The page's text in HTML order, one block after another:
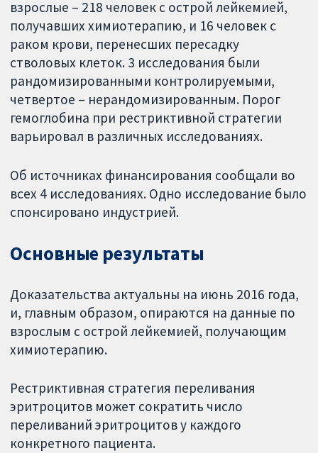
взрослые – 218 человек с острой лейкемией,
получавших химиотерапию, и 16 человек с
раком крови, перенесших пересадку
стволовых клеток. 3 исследования были
рандомизированными контролируемыми,
четвертое – нерандомизированным. Порог
гемоглобина при рестриктивной стратегии
варьировал в различных исследованиях.
Об источниках финансирования сообщали во
всех 4 исследованиях. Одно исследование было
спонсировано индустрией.
Основные результаты
Доказательства актуальны на июнь 2016 года,
и, главным образом, опираются на данные по
взрослым с острой лейкемией, получающим
химиотерапию.
Рестриктивная стратегия переливания
эритроцитов может сократить число
переливаний эритроцитов у каждого
конкретного пациента.